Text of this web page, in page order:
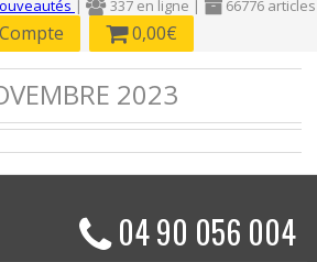
| 337 en ligne |
66776 articles
0,00€
2023
04 90 056 004